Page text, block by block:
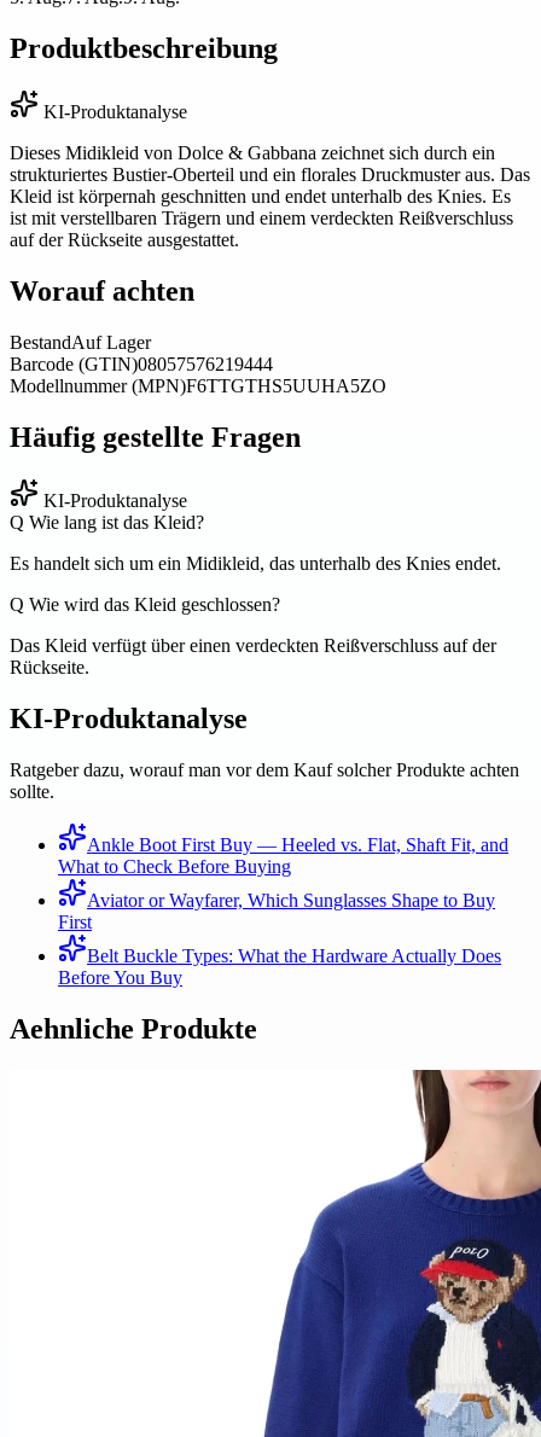
Produktbeschreibung
KI-Produktanalyse
Dieses Midikleid von Dolce & Gabbana zeichnet sich durch ein
strukturiertes Bustier-Oberteil und ein florales Druckmuster aus. Das
Kleid ist körpernah geschnitten und endet unterhalb des Knies. Es
ist mit verstellbaren Trägern und einem verdeckten Reißverschluss
auf der Rückseite ausgestattet.
Worauf achten
BestandAuf Lager
Barcode (GTIN)08057576219444
Modellnummer (MPN)F6TTGTHS5UUHA5ZO
Häufig gestellte Fragen
KI-Produktanalyse
Q Wie lang ist das Kleid?
Es handelt sich um ein Midikleid, das unterhalb des Knies endet.
Q Wie wird das Kleid geschlossen?
Das Kleid verfügt über einen verdeckten Reißverschluss auf der
Rückseite.
KI-Produktanalyse
Ratgeber dazu, worauf man vor dem Kauf solcher Produkte achten
sollte.
Ankle Boot First Buy — Heeled vs. Flat, Shaft Fit, and
What to Check Before Buying
Aviator or Wayfarer, Which Sunglasses Shape to Buy
First
Belt Buckle Types: What the Hardware Actually Does
Before You Buy
Aehnliche Produkte